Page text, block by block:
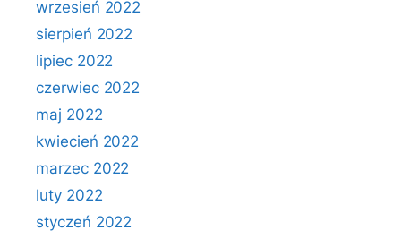
wrzesień 2022
sierpień 2022
lipiec 2022
czerwiec 2022
maj 2022
kwiecień 2022
marzec 2022
luty 2022
styczeń 2022